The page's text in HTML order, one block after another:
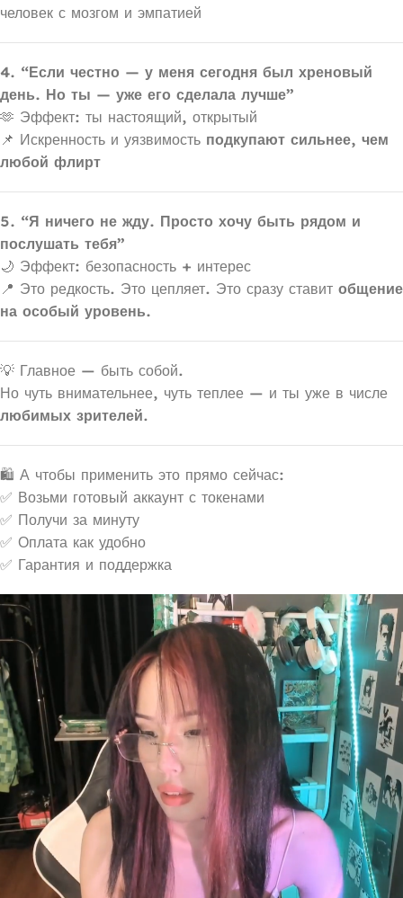
человек с мозгом и эмпатией
4. “Если честно — у меня сегодня был хреновый
день. Но ты — уже его сделала лучше”
🫶 Эффект: ты настоящий, открытый
📌 Искренность и уязвимость подкупают сильнее, чем
любой флирт
5. “Я ничего не жду. Просто хочу быть рядом и
послушать тебя”
🌙 Эффект: безопасность + интерес
📍 Это редкость. Это цепляет. Это сразу ставит общение
на особый уровень.
💡 Главное — быть собой.
Но чуть внимательнее, чуть теплее — и ты уже в числе
любимых зрителей.
🛍 А чтобы применить это прямо сейчас:
✅ Возьми готовый аккаунт с токенами
✅ Получи за минуту
✅ Оплата как удобно
✅ Гарантия и поддержка